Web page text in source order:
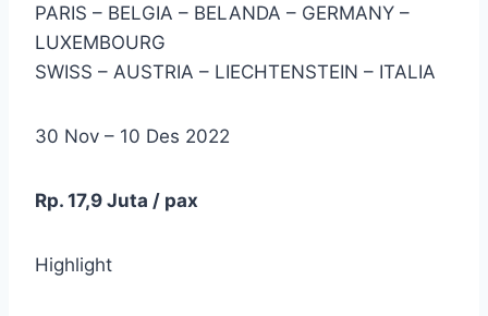
PARIS – BELGIA – BELANDA – GERMANY –
LUXEMBOURG
SWISS – AUSTRIA – LIECHTENSTEIN – ITALIA
30 Nov – 10 Des 2022
Rp. 17,9 Juta / pax
Highlight